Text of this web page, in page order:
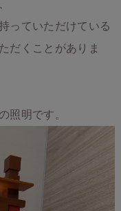
っていただけている
だくことがありま
照明です。